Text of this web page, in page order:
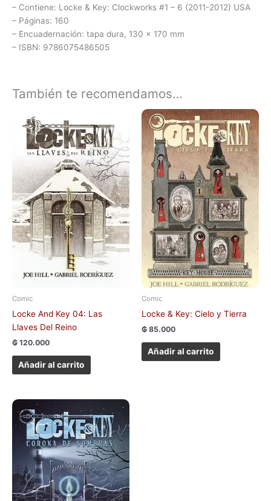
– Contiene: Locke & Key: Clockworks #1 – 6 (2011-2012) USA
– Páginas: 160
– Encuadernación: tapa dura, 130 x 170 mm
– ISBN: 9786075486505
También te recomendamos…
Comic
Locke And Key 04: Las
Llaves Del Reino
₲ 120.000
Añadir al carrito
Comic
Locke & Key: Cielo y Tierra
₲ 85.000
Añadir al carrito